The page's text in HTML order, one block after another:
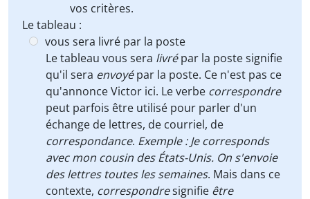
vos critères.
Le tableau :
vous sera livré par la poste
Le tableau vous sera livrépar la poste signifie
qu'il sera envoyépar la poste. Ce n'est pas ce
qu'annonce Victor ici. Le verbe correspondre
peut parfois être utilisé pour parler d'un
échange de lettres, de courriel, de
correspondance. Exemple : Je corresponds
avec mon cousin des États-Unis. On s'envoie
des lettres toutes les semaines. Mais dans ce
contexte, correspondresignifie être